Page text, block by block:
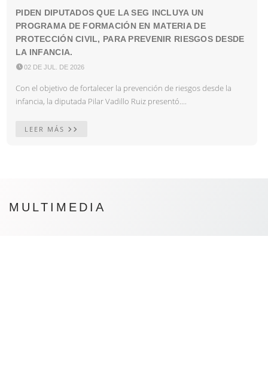
PIDEN DIPUTADOS QUE LA SEG INCLUYA UN
PROGRAMA DE FORMACIÓN EN MATERIA DE
PROTECCIÓN CIVIL, PARA PREVENIR RIESGOS DESDE
LA INFANCIA.
02 DE JUL. DE 2026
Con el objetivo de fortalecer la prevención de riesgos desde la
infancia, la diputada Pilar Vadillo Ruiz presentó....
LEER MÁS
MULTIMEDIA